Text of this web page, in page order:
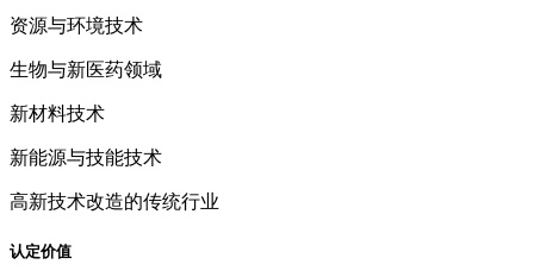
资源与环境技术
生物与新医药领域
新材料技术
新能源与技能技术
高新技术改造的传统行业
认定价值